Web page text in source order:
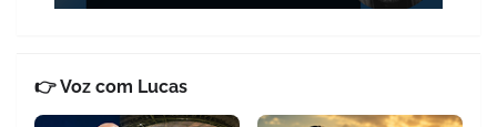
👉 Voz com Lucas